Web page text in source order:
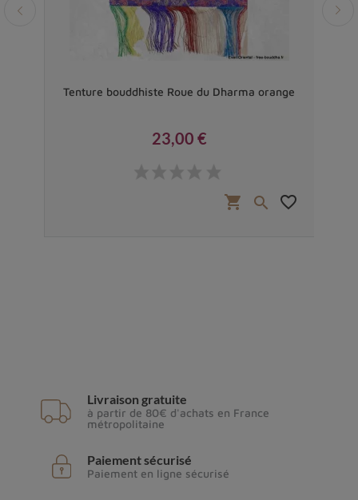
Tenture bouddhiste Roue du Dharma orange
23,00 €
shopping_cart  favorite_border
Livraison gratuite
à partir de 80€ d'achats en France
métropolitaine
Paiement sécurisé
Paiement en ligne sécurisé